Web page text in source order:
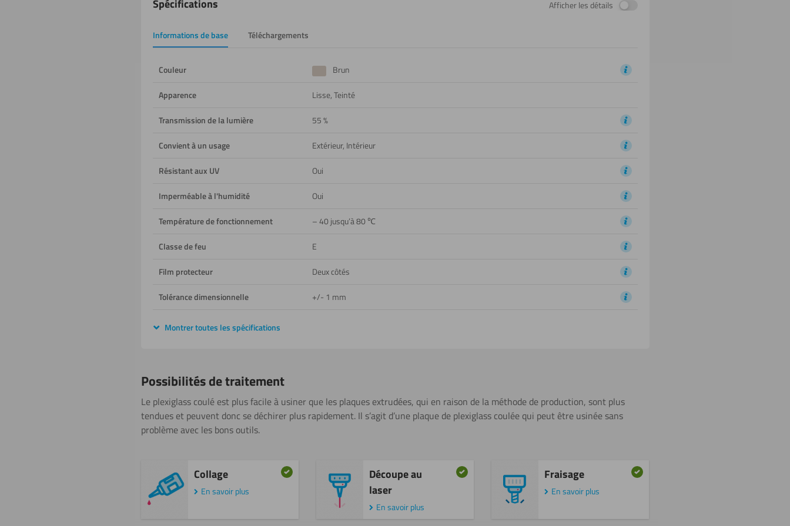
du
produit
Spécifications Afficher les détails
Informations de base Téléchargements
Couleur Brun
Apparence Lisse, Teinté
Transmission de la lumière 55 %
Convient à un usage Extérieur, Intérieur
Résistant aux UV Oui
Imperméable à l'humidité Oui
Température de fonctionnement – 40 jusqu’à 80 ℃
Classe de feu E
Film protecteur Deux côtés
Tolérance dimensionnelle +/- 1 mm
Montrer toutes les spécifications
Possibilités de traitement
Le plexiglass coulé est plus facile à usiner que les plaques extrudées, qui en raison de la méthode de production, sont plus
tendues et peuvent donc se déchirer plus rapidement. Il s’agit d’une plaque de plexiglass coulée qui peut être usinée sans
problème avec les bons outils.
Collage
En savoir plus
Découpe au
laser
En savoir plus
Fraisage
En savoir plus